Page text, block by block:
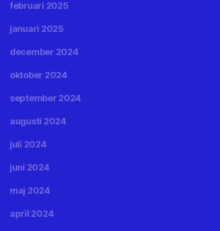
februari 2025
januari 2025
december 2024
oktober 2024
september 2024
augusti 2024
juli 2024
juni 2024
maj 2024
april 2024